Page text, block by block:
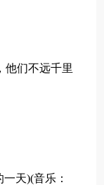
他们不远千里
天)(音乐：